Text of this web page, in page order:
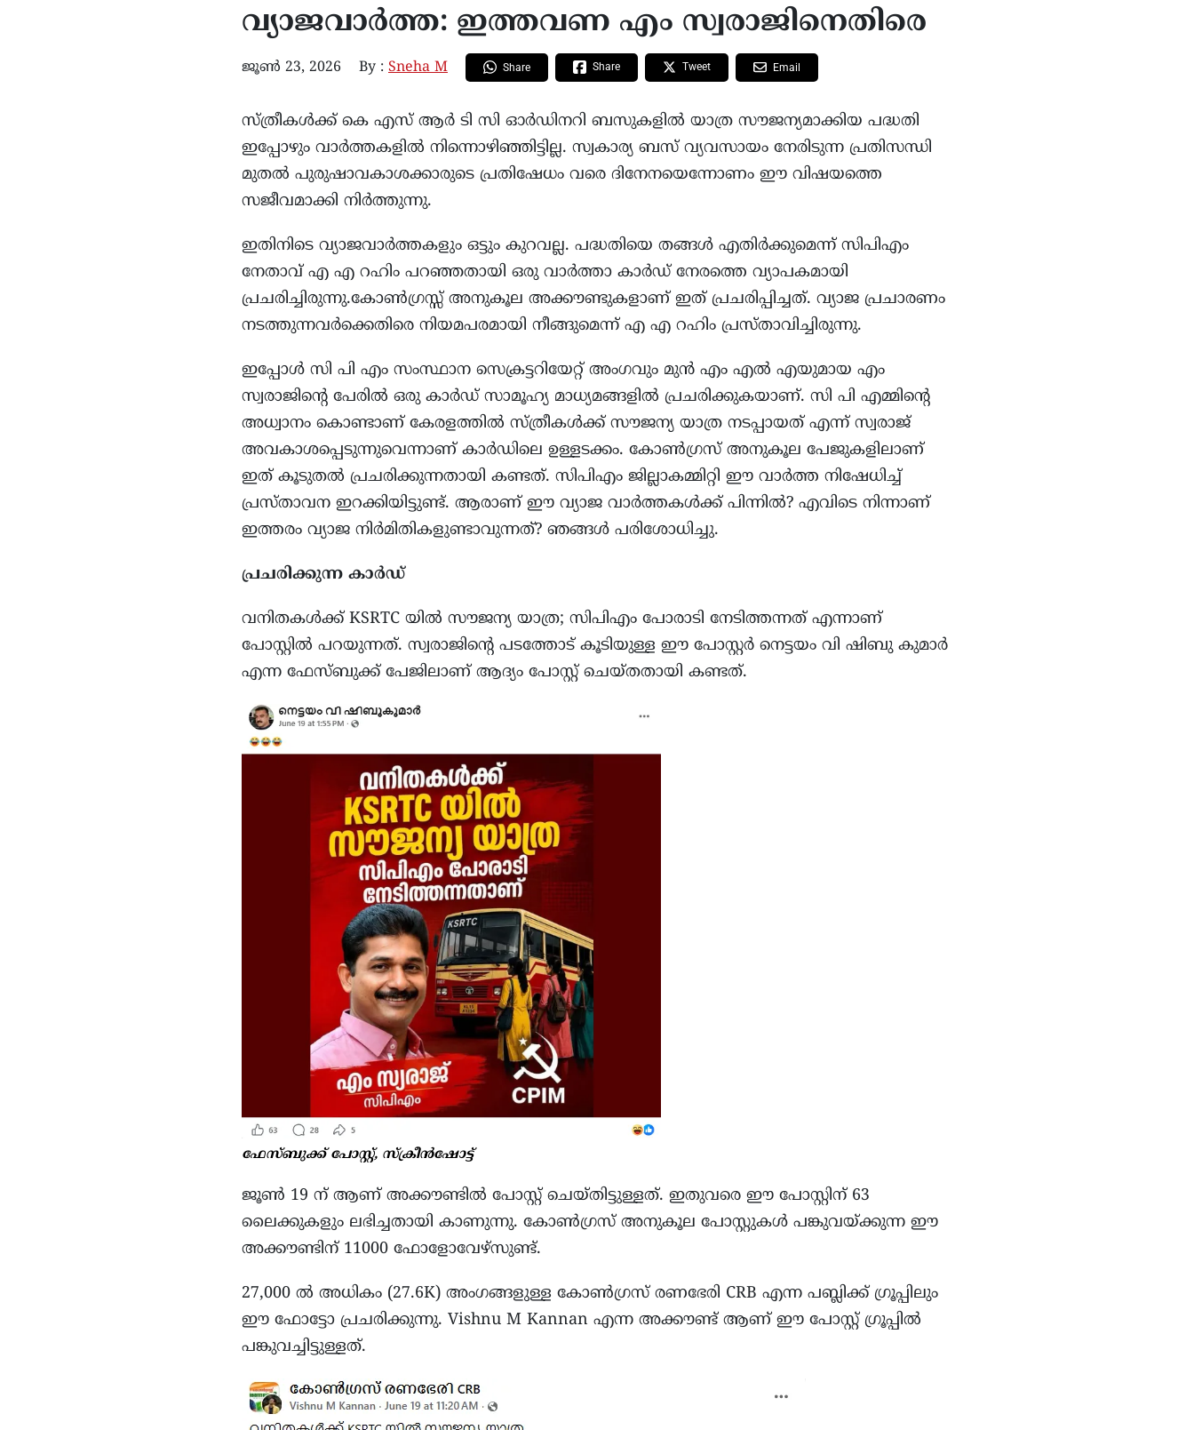
വ്യാജവാർത്ത: ഇത്തവണ എം സ്വരാജിനെതിരെ
ജൂൺ 23, 2026 By : Sneha M Share Share Tweet Email
സ്ത്രീകൾക്ക് കെ എസ് ആർ ടി സി ഓർഡിനറി ബസുകളിൽ യാത്ര സൗജന്യമാക്കിയ പദ്ധതി
ഇപ്പോഴും വാർത്തകളിൽ നിന്നൊഴിഞ്ഞിട്ടില്ല. സ്വകാര്യ ബസ് വ്യവസായം നേരിടുന്ന പ്രതിസന്ധി
മുതൽ പുരുഷാവകാശക്കാരുടെ പ്രതിഷേധം വരെ ദിനേനയെന്നോണം ഈ വിഷയത്തെ
സജീവമാക്കി നിര്‍ത്തുന്നു.
ഇതിനിടെ വ്യാജവാർത്തകളും ഒട്ടും കുറവല്ല. പദ്ധതിയെ തങ്ങൾ എതിർക്കുമെന്ന് സിപിഎം
നേതാവ് എ എ റഹിം പറഞ്ഞതായി ഒരു വാർത്താ കാർഡ് നേരത്തെ വ്യാപകമായി
പ്രചരിച്ചിരുന്നു.കോൺഗ്രസ്സ് അനുകൂല അക്കൗണ്ടുകളാണ് ഇത് പ്രചരിപ്പിച്ചത്. വ്യാജ പ്രചാരണം
നടത്തുന്നവർക്കെതിരെ നിയമപരമായി നീങ്ങുമെന്ന് എ എ റഹിം പ്രസ്താവിച്ചിരുന്നു.
ഇപ്പോൾ സി പി എം സംസ്ഥാന സെക്രട്ടറിയേറ്റ് അംഗവും മുൻ എം എൽ എയുമായ എം
സ്വരാജിൻ്റെ പേരിൽ ഒരു കാർഡ് സാമൂഹ്യ മാധ്യമങ്ങളിൽ പ്രചരിക്കുകയാണ്. സി പി എമ്മിൻ്റെ
അധ്വാനം കൊണ്ടാണ് കേരളത്തിൽ സ്ത്രീകൾക്ക് സൗജന്യ യാത്ര നടപ്പായത് എന്ന് സ്വരാജ്
അവകാശപ്പെടുന്നുവെന്നാണ് കാർഡിലെ ഉള്ളടക്കം. കോൺഗ്രസ് അനുകൂല പേജുകളിലാണ്
ഇത് കൂടുതൽ പ്രചരിക്കുന്നതായി കണ്ടത്. സിപിഎം ജില്ലാകമ്മിറ്റി ഈ വാർത്ത നിഷേധിച്ച്
പ്രസ്താവന ഇറക്കിയിട്ടുണ്ട്. ആരാണ് ഈ വ്യാജ വാർത്തകൾക്ക് പിന്നിൽ? എവിടെ നിന്നാണ്
ഇത്തരം വ്യാജ നിർമിതികളുണ്ടാവുന്നത്? ഞങ്ങൾ പരിശോധിച്ചു.
പ്രചരിക്കുന്ന കാർഡ്
വനിതകൾക്ക് KSRTC യിൽ സൗജന്യ യാത്ര; സിപിഎം പോരാടി നേടിത്തന്നത് എന്നാണ്
പോസ്റ്റിൽ പറയുന്നത്. സ്വരാജിൻ്റെ പടത്തോട് കൂടിയുള്ള ഈ പോസ്റ്റർ നെട്ടയം വി ഷിബു കുമാർ
എന്ന ഫേസ്ബുക്ക് പേജിലാണ് ആദ്യം പോസ്റ്റ് ചെയ്തതായി കണ്ടത്.
ഫേസ്ബുക്ക് പോസ്റ്റ്, സ്ക്രീൻഷോട്ട്
ജൂൺ 19 ന് ആണ് അക്കൗണ്ടിൽ പോസ്റ്റ് ചെയ്തിട്ടുള്ളത്. ഇതുവരെ ഈ പോസ്റ്റിന് 63
ലൈക്കുകളും ലഭിച്ചതായി കാണുന്നു. കോൺഗ്രസ് അനുകൂല പോസ്റ്റുകൾ പങ്കുവയ്ക്കുന്ന ഈ
അക്കൗണ്ടിന് 11000 ഫോളോവേഴ്സുണ്ട്.
27,000 ൽ അധികം (27.6K) അംഗങ്ങളുള്ള കോൺഗ്രസ് രണഭേരി CRB എന്ന പബ്ലിക്ക് ഗ്രൂപ്പിലും
ഈ ഫോട്ടോ പ്രചരിക്കുന്നു. Vishnu M Kannan എന്ന അക്കൗണ്ട് ആണ് ഈ പോസ്റ്റ് ഗ്രൂപ്പിൽ
പങ്കുവച്ചിട്ടുള്ളത്.